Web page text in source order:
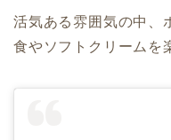
活気ある雰囲気の中、
食やソフトクリームを